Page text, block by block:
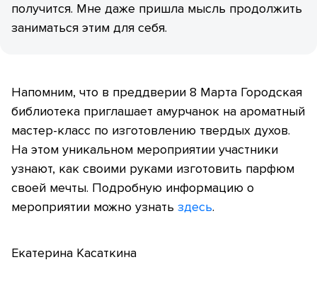
получится. Мне даже пришла мысль продолжить
заниматься этим для себя.
Напомним, что в преддверии 8 Марта Городская
библиотека приглашает амурчанок на ароматный
мастер-класс по изготовлению твердых духов.
На этом уникальном мероприятии участники
узнают, как своими руками изготовить парфюм
своей мечты. Подробную информацию о
мероприятии можно узнать здесь.
Екатерина Касаткина